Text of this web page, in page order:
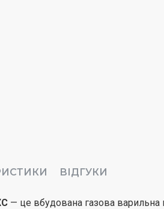
ВІДГУКИ
— це вбудована газова варильна